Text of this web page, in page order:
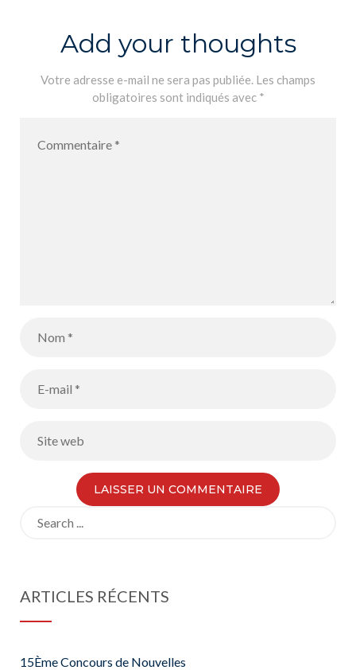
Add your thoughts
Votre adresse e-mail ne sera pas publiée. Les champs
obligatoires sont indiqués avec *
ARTICLES RÉCENTS
15Ème Concours de Nouvelles